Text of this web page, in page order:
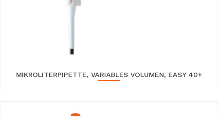
MIKROLITERPIPETTE, VARIABLES VOLUMEN, EASY 40+